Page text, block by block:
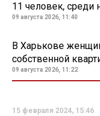
11 человек, среди
09 августа 2026, 11:40
В Харькове
собственной
09 августа 2026, 11:22
15 февраля 2024, 15:46